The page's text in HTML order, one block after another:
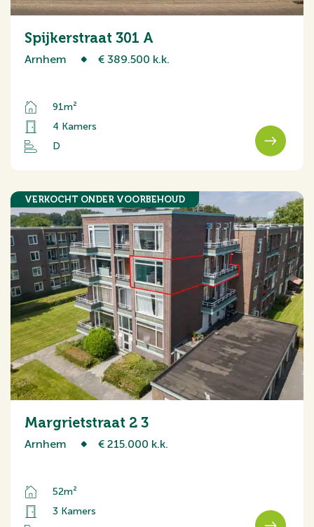
Spijkerstraat 301 A
Arnhem € 389.500 k.k.
91m²
4 Kamers
D
VERKOCHT ONDER VOORBEHOUD
Margrietstraat 2 3
Arnhem € 215.000 k.k.
52m²
3 Kamers